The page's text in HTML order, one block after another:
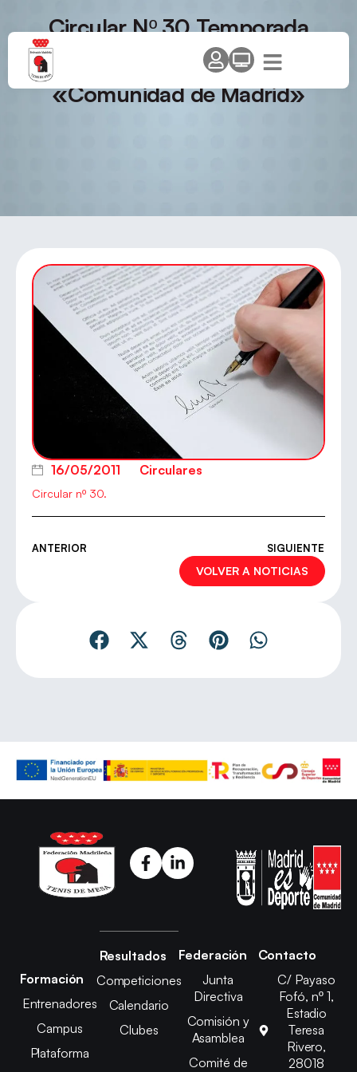
Circular Nº 30 Temporada
2010/11 – Campeonato de
Madrid Edades – Circuito
«Comunidad de Madrid»
16/05/2011 Circulares
Circular nº 30.
ANTERIOR SIGUIENTE
VOLVER A NOTICIAS
Formación
Entrenadores
Campus
Plataforma
Resultados
Competiciones
Calendario
Clubes
Federación
Junta
Directiva
Comisión y
Asamblea
Comité de
Contacto
C/ Payaso
Fofó, nº 1,
Estadio
Teresa
Rivero,
28018